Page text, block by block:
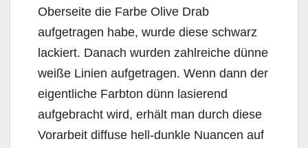
Oberseite die Farbe Olive Drab
aufgetragen habe, wurde diese schwarz
lackiert. Danach wurden zahlreiche dünne
weiße Linien aufgetragen. Wenn dann der
eigentliche Farbton dünn lasierend
aufgebracht wird, erhält man durch diese
Vorarbeit diffuse hell-dunkle Nuancen auf